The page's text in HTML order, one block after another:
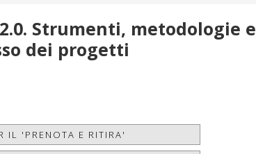
Strumenti, metodologie e
dei progetti
IL 'PRENOTA E RITIRA'